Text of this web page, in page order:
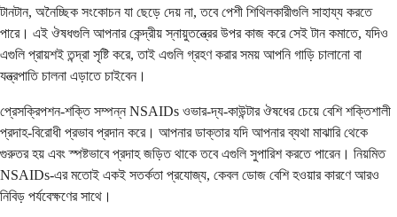
টানটান, অনৈচ্ছিক সংকোচন যা ছেড়ে দেয় না, তবে পেশী শিথিলকারীগুলি সাহায্য করতে
পারে। এই ঔষধগুলি আপনার কেন্দ্রীয় স্নায়ুতন্ত্রের উপর কাজ করে সেই টান কমাতে, যদিও
এগুলি প্রায়শই তন্দ্রা সৃষ্টি করে, তাই এগুলি গ্রহণ করার সময় আপনি গাড়ি চালানো বা
যন্ত্রপাতি চালনা এড়াতে চাইবেন।
প্রেসক্রিপশন-শক্তি সম্পন্ন NSAIDs ওভার-দ্য-কাউন্টার ঔষধের চেয়ে বেশি শক্তিশালী
প্রদাহ-বিরোধী প্রভাব প্রদান করে। আপনার ডাক্তার যদি আপনার ব্যথা মাঝারি থেকে
গুরুতর হয় এবং স্পষ্টভাবে প্রদাহ জড়িত থাকে তবে এগুলি সুপারিশ করতে পারেন। নিয়মিত
NSAIDs-এর মতোই একই সতর্কতা প্রযোজ্য, কেবল ডোজ বেশি হওয়ার কারণে আরও
নিবিড় পর্যবেক্ষণের সাথে।